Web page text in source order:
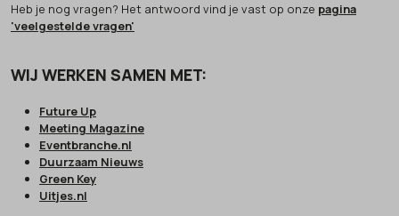
Heb je nog vragen? Het antwoord vind je vast op onze pagina
'veelgestelde vragen'
WIJ WERKEN SAMEN MET:
Future Up
Meeting Magazine
Eventbranche.nl
Duurzaam Nieuws
Green Key
Uitjes.nl